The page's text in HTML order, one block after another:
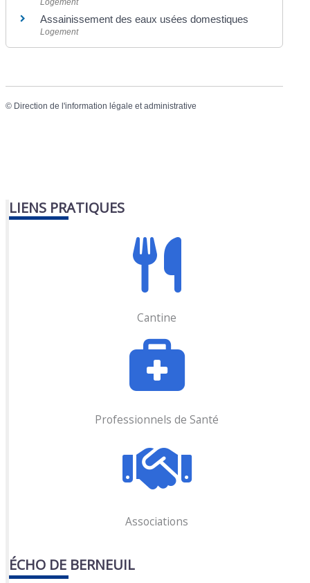
Logement
Assainissement des eaux usées domestiques
Logement
© Direction de l'information légale et administrative
LIENS PRATIQUES
Cantine
Professionnels de Santé
Associations
ÉCHO DE BERNEUIL